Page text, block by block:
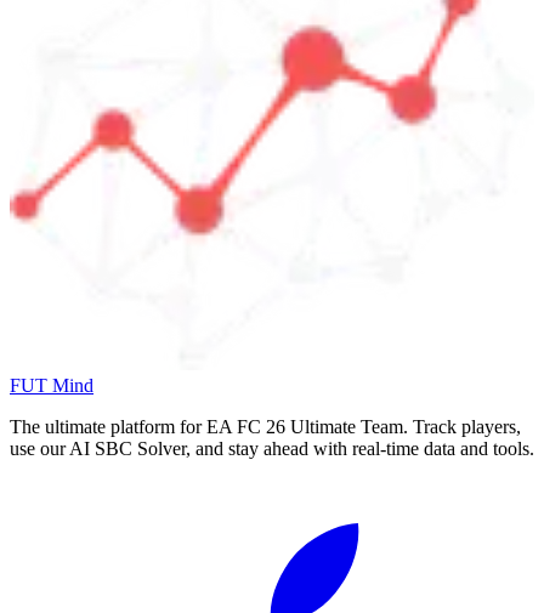
FUT Mind
The ultimate platform for EA FC 26 Ultimate Team. Track players,
use our AI SBC Solver, and stay ahead with real-time data and tools.